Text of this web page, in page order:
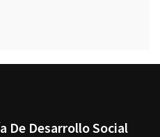
De Desarrollo Social